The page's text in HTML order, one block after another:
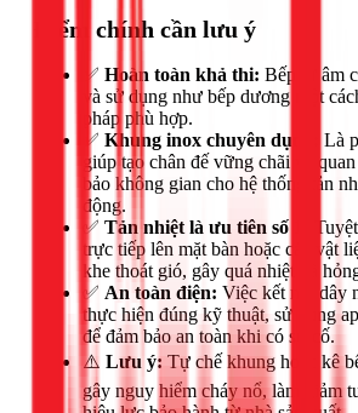
Điểm chính cần lưu ý
✅ Hoàn toàn khả thi: Bếp từ âm
và sử dụng như bếp dương một
pháp phù hợp.
✅ Khung inox chuyên dụng:
Là
giúp tạo chân đế vững chãi và
bảo không gian cho hệ thống tản
động.
✅ Tản nhiệt là ưu tiên số 1:
trực tiếp lên mặt bàn hoặc các vật
khe thoát gió, gây quá nhiệt và
✅ An toàn điện: Việc kết nối dây
thực hiện đúng kỹ thuật, sử dụng
để đảm bảo an toàn khi có sự cố.
⚠️ Lưu ý: Tự chế khung hoặc kê
gây nguy hiểm cháy nổ, làm giảm